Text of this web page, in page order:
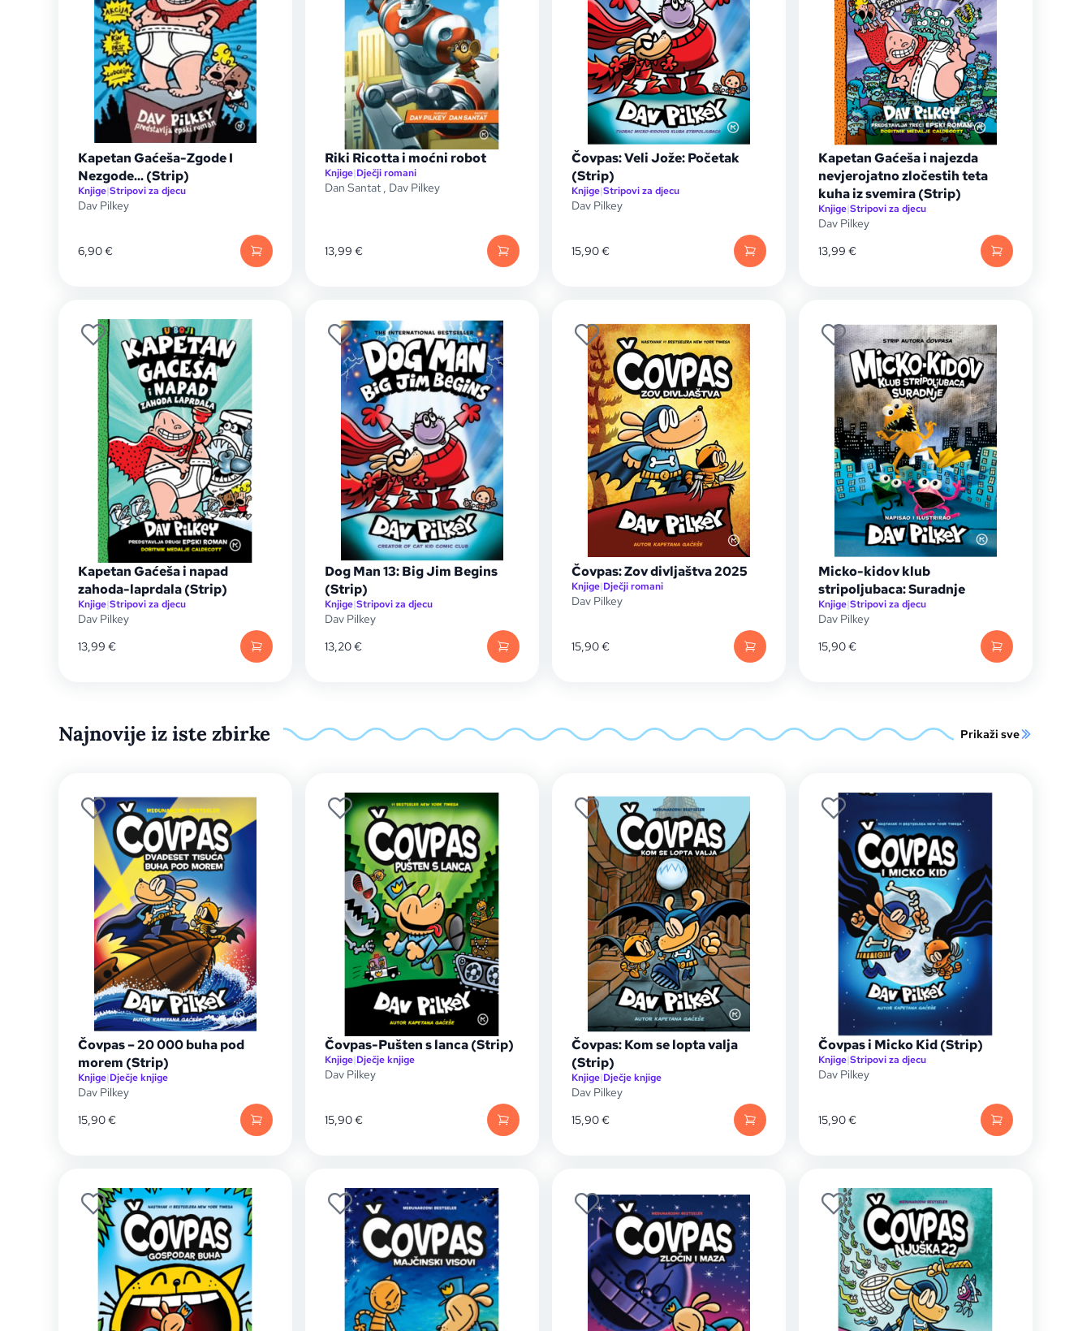
Kapetan Gaćeša-Zgode I
Nezgode... (Strip)
Knjige|Stripovi za djecu
Dav Pilkey
6,90€
Riki Ricotta i moćni robot
Knjige|Dječji romani
Dan Santat , Dav Pilkey
13,99 €
Čovpas: Veli Jože: Početak
(Strip)
Knjige|Stripovi za djecu
Dav Pilkey
15,90€
Kapetan Gaćeša i najezda
nevjerojatno zločestih teta
kuha iz svemira (Strip)
Knjige|Stripovi za djecu
Dav Pilkey
13,99 €
Kapetan Gaćeša i napad
zahoda-laprdala (Strip)
Knjige|Stripovi za djecu
Dav Pilkey
13,99 €
Dog Man 13: Big Jim Begins
(Strip)
Knjige|Stripovi za djecu
Dav Pilkey
13,20€
Čovpas: Zov divljaštva 2025
Knjige|Dječji romani
Dav Pilkey
15,90€
Micko-kidov klub
stripoljubaca: Suradnje
Knjige|Stripovi za djecu
Dav Pilkey
15,90€
Najnovije iz iste zbirke Prikaži sve
Čovpas – 20 000 buha pod
morem (Strip)
Knjige|Dječje knjige
Dav Pilkey
15,90€
Čovpas-Pušten s lanca (Strip)
Knjige|Dječje knjige
Dav Pilkey
15,90€
Čovpas: Kom se lopta valja
(Strip)
Knjige|Dječje knjige
Dav Pilkey
15,90€
Čovpas i Micko Kid (Strip)
Knjige|Stripovi za djecu
Dav Pilkey
15,90€